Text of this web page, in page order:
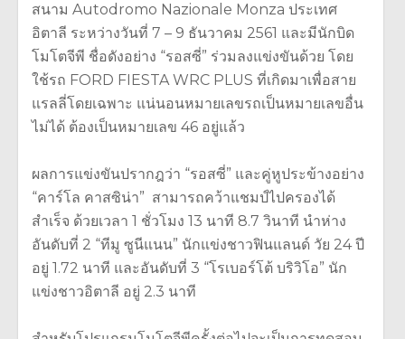
สนาม Autodromo Nazionale Monza ประเทศ
อิตาลี ระหว่างวันที่ 7 – 9 ธันวาคม 2561 และมีนักบิด
โมโตจีพี ชื่อดังอย่าง “รอสซี่” ร่วมลงแข่งขันด้วย โดย
ใช้รถ FORD FIESTA WRC PLUS ที่เกิดมาเพื่อสาย
แรลลี่โดยเฉพาะ แน่นอนหมายเลขรถเป็นหมายเลขอื่น
ไม่ได้ ต้องเป็นหมายเลข 46 อยู่แล้ว
ผลการแข่งขันปรากฎว่า “รอสซี่” และคู่หูประข้างอย่าง
“คาร์โล คาสซิน่า” สามารถคว้าแชมป์ไปครองได้
สำเร็จ ด้วยเวลา 1 ชั่วโมง 13 นาที 8.7 วินาที นำห่าง
อันดับที่ 2 “ทีมู ซูนีแนน” นักแข่งชาวฟินแลนด์ วัย 24 ปี
อยู่ 1.72 นาที และอันดับที่ 3 “โรเบอร์โต้ บริวิโอ” นัก
แข่งชาวอิตาลี อยู่ 2.3 นาที